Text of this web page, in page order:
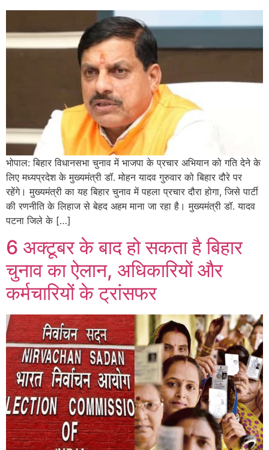
भोपाल: बिहार विधानसभा चुनाव में भाजपा के प्रचार अभियान को गति देने के
लिए मध्यप्रदेश के मुख्यमंत्री डॉ. मोहन यादव गुरुवार को बिहार दौरे पर
रहेंगे। मुख्यमंत्री का यह बिहार चुनाव में पहला प्रचार दौरा होगा, जिसे पार्टी
की रणनीति के लिहाज से बेहद अहम माना जा रहा है। मुख्यमंत्री डॉ. यादव
पटना जिले के […]
6 अक्टूबर के बाद हो सकता है बिहार
चुनाव का ऐलान, अधिकारियों और
कर्मचारियों के ट्रांसफर